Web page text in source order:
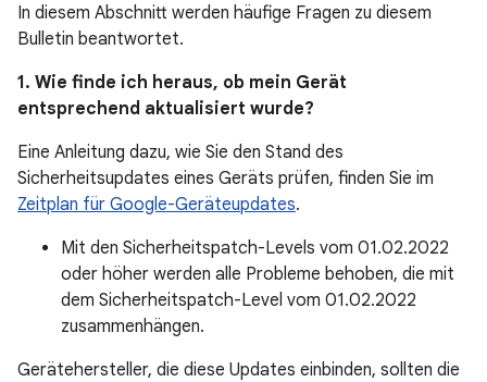
In diesem Abschnitt werden häufige Fragen zu diesem
Bulletin beantwortet.
1. Wie finde ich heraus, ob mein Gerät
entsprechend aktualisiert wurde?
Eine Anleitung dazu, wie Sie den Stand des
Sicherheitsupdates eines Geräts prüfen, finden Sie im
Zeitplan für Google-Geräteupdates.
Mit den Sicherheitspatch-Levels vom 01.02.2022
oder höher werden alle Probleme behoben, die mit
dem Sicherheitspatch-Level vom 01.02.2022
zusammenhängen.
Gerätehersteller, die diese Updates einbinden, sollten die